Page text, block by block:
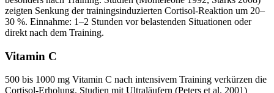
zeigten Senkung der trainingsinduzierten Cortisol-Reaktion um 20–
30 %. Einnahme: 1–2 Stunden vor belastenden Situationen oder
direkt nach dem Training.
Vitamin C
500 bis 1000 mg Vitamin C nach intensivem Training verkürzen die
Cortisol-Erholung. Studien mit Ultraläufern (Peters et al. 2001)